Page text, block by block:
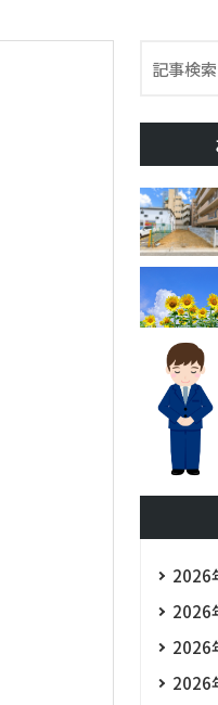
2026
2026
2026
2026